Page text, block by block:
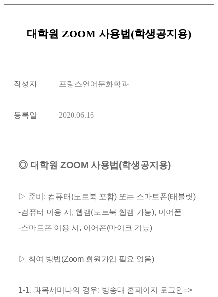
대학원 ZOOM 사용법(학생공지용)
작성자 프랑스언어문화학과
등록일 2020.06.16
◎ 대학원 ZOOM 사용법(학생공지용)
▷ 준비: 컴퓨터(노트북 포함) 또는 스마트폰(태블릿)
-컴퓨터 이용 시, 웹캠(노트북 웹캠 가능), 이어폰
-스마트폰 이용 시, 이어폰(마이크 기능)
▷ 참여 방법(Zoom 회원가입 필요 없음)
1-1. 과목세미나의 경우: 방송대 홈페이지 로그인=>